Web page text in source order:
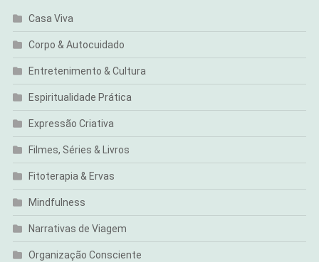
Casa Viva
Corpo & Autocuidado
Entretenimento & Cultura
Espiritualidade Prática
Expressão Criativa
Filmes, Séries & Livros
Fitoterapia & Ervas
Mindfulness
Narrativas de Viagem
Organização Consciente